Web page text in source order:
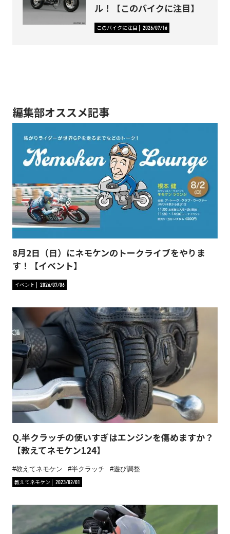
ル！【このバイクに注目】
このバイクに注目 2026/07/16
編集部オススメ記事
8月2日（日）にネモケンのトークライブをやりま
す！【イベント】
イベント 2026/07/06
Q.半クラッチの使いすぎはエンジンを傷めますか？
【教えてネモケン124】
教えてネモケン 半クラッチ
遊び調整
教えてネモケン
2023/02/01